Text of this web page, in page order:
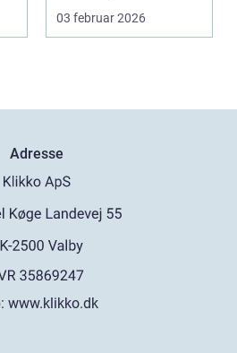
virksomheder i
03 februar 2026
Adresse
www.klikko.dk